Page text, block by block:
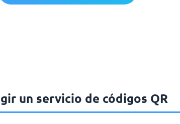
un servicio de códigos QR